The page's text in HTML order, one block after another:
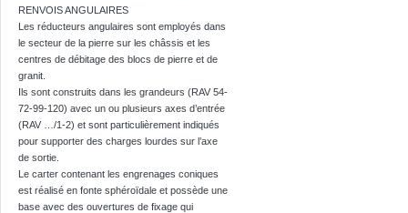
RENVOIS ANGULAIRES
Les réducteurs angulaires sont employés dans
le secteur de la pierre sur les châssis et les
centres de débitage des blocs de pierre et de
granit.
Ils sont construits dans les grandeurs (RAV 54-
72-99-120) avec un ou plusieurs axes d’entrée
(RAV …/1-2) et sont particulièrement indiqués
pour supporter des charges lourdes sur l’axe
de sortie.
Le carter contenant les engrenages coniques
est réalisé en fonte sphéroïdale et possède une
base avec des ouvertures de fixage qui